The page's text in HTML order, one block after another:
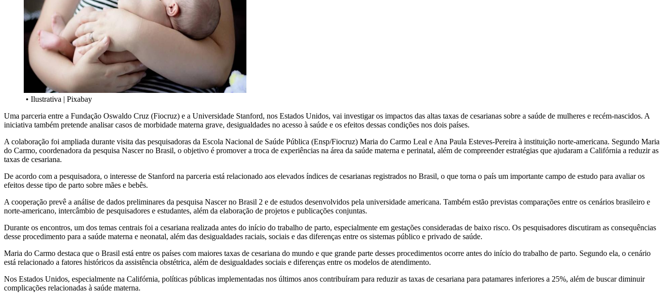
• Ilustrativa | Pixabay
Uma parceria entre a Fundação Oswaldo Cruz (Fiocruz) e a Universidade Stanford, nos Estados Unidos, vai investigar os impactos das altas taxas de cesarianas sobre a saúde de mulheres e recém-nascidos. A
iniciativa também pretende analisar casos de morbidade materna grave, desigualdades no acesso à saúde e os efeitos dessas condições nos dois países.
A colaboração foi ampliada durante visita das pesquisadoras da Escola Nacional de Saúde Pública (Ensp/Fiocruz) Maria do Carmo Leal e Ana Paula Esteves-Pereira à instituição norte-americana. Segundo Maria
do Carmo, coordenadora da pesquisa Nascer no Brasil, o objetivo é promover a troca de experiências na área da saúde materna e perinatal, além de compreender estratégias que ajudaram a Califórnia a reduzir as
taxas de cesariana.
De acordo com a pesquisadora, o interesse de Stanford na parceria está relacionado aos elevados índices de cesarianas registrados no Brasil, o que torna o país um importante campo de estudo para avaliar os
efeitos desse tipo de parto sobre mães e bebês.
A cooperação prevê a análise de dados preliminares da pesquisa Nascer no Brasil 2 e de estudos desenvolvidos pela universidade americana. Também estão previstas comparações entre os cenários brasileiro e
norte-americano, intercâmbio de pesquisadores e estudantes, além da elaboração de projetos e publicações conjuntas.
Durante os encontros, um dos temas centrais foi a cesariana realizada antes do início do trabalho de parto, especialmente em gestações consideradas de baixo risco. Os pesquisadores discutiram as consequências
desse procedimento para a saúde materna e neonatal, além das desigualdades raciais, sociais e das diferenças entre os sistemas público e privado de saúde.
Maria do Carmo destaca que o Brasil está entre os países com maiores taxas de cesariana do mundo e que grande parte desses procedimentos ocorre antes do início do trabalho de parto. Segundo ela, o cenário
está relacionado a fatores históricos da assistência obstétrica, além de desigualdades sociais e diferenças entre os modelos de atendimento.
Nos Estados Unidos, especialmente na Califórnia, políticas públicas implementadas nos últimos anos contribuíram para reduzir as taxas de cesariana para patamares inferiores a 25%, além de buscar diminuir
complicações relacionadas à saúde materna.